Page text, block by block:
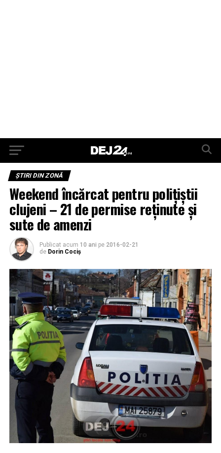
ŞTIRI DIN ZONĂ
Weekend încărcat pentru polițiștii
clujeni – 21 de permise reținute și
sute de amenzi
Publicat acum 10 ani pe 2016-02-21
de Dorin Cociș